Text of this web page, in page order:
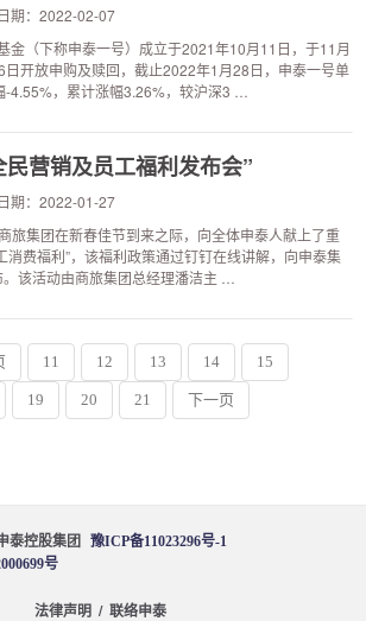
期：2022-02-07
金（下称申泰一号）成立于2021年10月11日，于11月
开放申购及赎回，截止2022年1月28日，申泰一号单
4.55%，累计涨幅3.26%，较沪深3 …
营销及员工福利发布会”
期：2022-01-27
旅集团在新春佳节到来之际，向全体申泰人献上了重
消费福利”，该福利政策通过钉钉在线讲解，向申泰集
该活动由商旅集团总经理潘洁主 …
11 12 13 14 15
19 20 21 下一页
泰控股集团 豫ICP备11023296号-1
号
法律声明 / 联络申泰